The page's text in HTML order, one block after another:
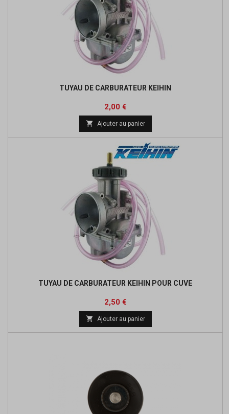
TUYAU DE CARBURATEUR KEIHIN
Prix
2,00 €
 Ajouter au panier
TUYAU DE CARBURATEUR KEIHIN POUR CUVE
Prix
2,50 €
 Ajouter au panier